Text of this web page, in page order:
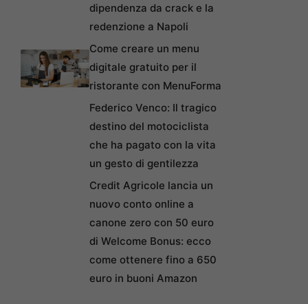
dipendenza da crack e la
redenzione a Napoli
Come creare un menu
digitale gratuito per il
ristorante con MenuForma
Federico Venco: Il tragico
destino del motociclista
che ha pagato con la vita
un gesto di gentilezza
Credit Agricole lancia un
nuovo conto online a
canone zero con 50 euro
di Welcome Bonus: ecco
come ottenere fino a 650
euro in buoni Amazon